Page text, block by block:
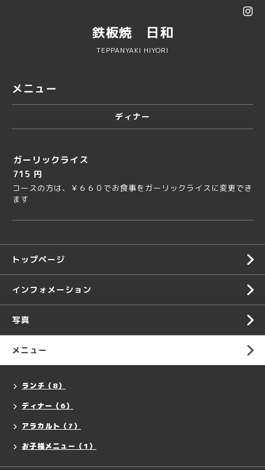
鉄板焼 日和
TEPPANYAKI HIYORI
メニュー
ディナー
ガーリックライス
715 円
コースの方は、￥６６０でお食事をガーリックライスに変更でき
ます
トップページ
インフォメーション
写真
メニュー
ランチ（8）
ディナー（6）
アラカルト（7）
お子様メニュー（1）